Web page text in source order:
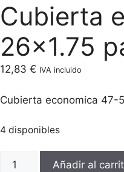
Cubierta
26×1.75
12,83€ IVA incluido
Cubierta economica 47-
4 disponibles
Cubierta
Añadir al